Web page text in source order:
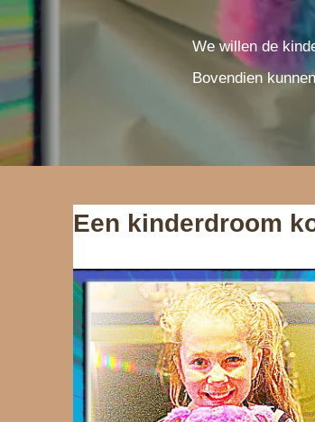
e
We willen de
Bovendien
Een kinderdroom